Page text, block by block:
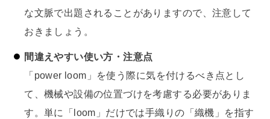
な文脈で出題されることがありますので、注意して
おきましょう。
間違えやすい使い方・注意点
「power loom」を使う際に気を付けるべき点とし
て、機械や設備の位置づけを考慮する必要がありま
す。単に「loom」だけでは手織りの「織機」を指す